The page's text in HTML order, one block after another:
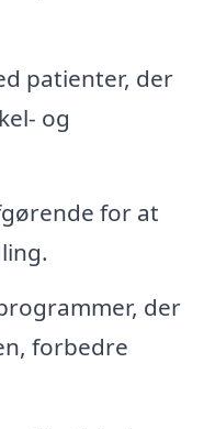
patienter, der
og
for at
der
forbedre